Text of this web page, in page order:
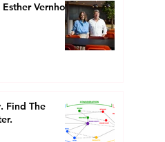
Vernhout
Find The